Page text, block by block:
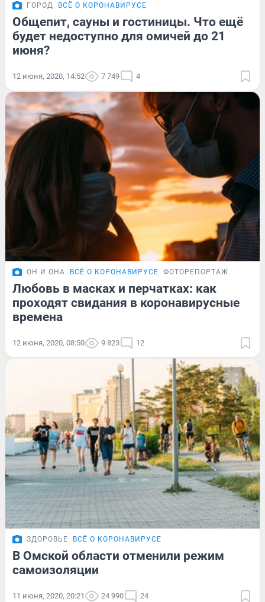
ГОРОД ВСЁ О КОРОНАВИРУСЕ
Общепит, сауны и гостиницы. Что ещё
будет недоступно для омичей до 21
июня?
12 июня, 2020, 14:52 7 749 4
ОН И ОНА ВСЁ О КОРОНАВИРУСЕ ФОТОРЕПОРТАЖ
Любовь в масках и перчатках: как
проходят свидания в коронавирусные
времена
12 июня, 2020, 08:50 9 823 12
ЗДОРОВЬЕ ВСЁ О КОРОНАВИРУСЕ
В Омской области отменили режим
самоизоляции
11 июня, 2020, 20:21 24 990 24